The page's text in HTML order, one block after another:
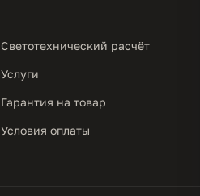
Светотехнический расчёт
Услуги
Гарантия на товар
Условия оплаты